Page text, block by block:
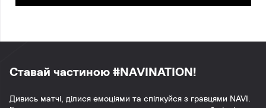
Ставай частиною #NAVINATION!
Дивись матчі, ділися емоціями та спілкуйся з гравцями NAVI.